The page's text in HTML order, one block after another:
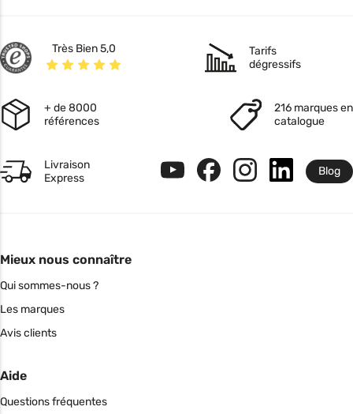
Très Bien 5,0
Tarifs
dégressifs
+ de 8000
références
216 marques en
catalogue
Livraison
Express
Blog
Mieux nous connaître
Qui sommes-nous ?
Les marques
Avis clients
Aide
Questions fréquentes